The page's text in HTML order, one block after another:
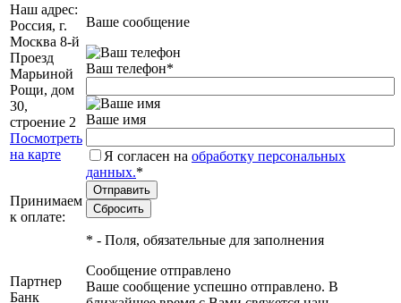
Наш адрес:
Россия, г.
Москва 8-й
Проезд
Марьиной
Рощи, дом
30,
строение 2
Посмотреть
на карте
Принимаем
к оплате:
Партнер
Банк
Ваше сообщение
Ваш телефон*
Ваше имя
Я согласен на обработку персональных
данных.*
* - Поля, обязательные для заполнения
Сообщение отправлено
Ваше сообщение успешно отправлено. В